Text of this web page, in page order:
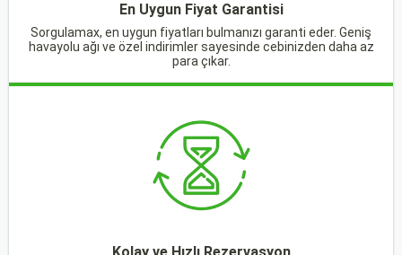
En Uygun Fiyat Garantisi
Sorgulamax, en uygun fiyatları bulmanızı garanti eder. Geniş
havayolu ağı ve özel indirimler sayesinde cebinizden daha az
para çıkar.